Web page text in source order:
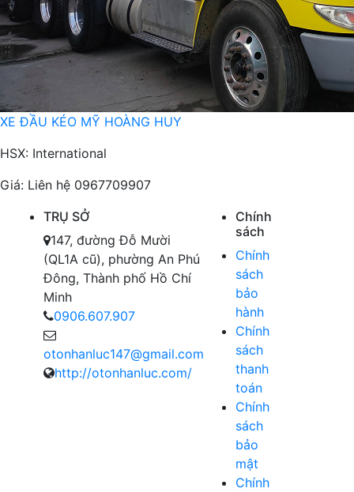
XE ĐẦU KÉO MỸ HOÀNG HUY
HSX: International
Giá: Liên hệ 0967709907
TRỤ SỞ
147, đường Đỗ Mười
(QL1A cũ), phường An Phú
Đông, Thành phố Hồ Chí
Minh
0906.607.907
otonhanluc147@gmail.com
http://otonhanluc.com/
Chính
sách
Chính
sách
bảo
hành
Chính
sách
thanh
toán
Chính
sách
bảo
mật
Chính